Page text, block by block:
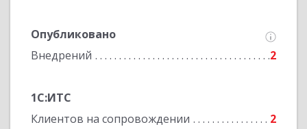
Опубликовано
Внедрений
2
1С:ИТС
Клиентов на сопровождении
2